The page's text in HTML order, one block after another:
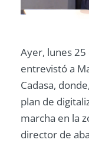
Ayer, lunes 25
entrevistó a
Cadasa,
plan de
marcha en la
director de